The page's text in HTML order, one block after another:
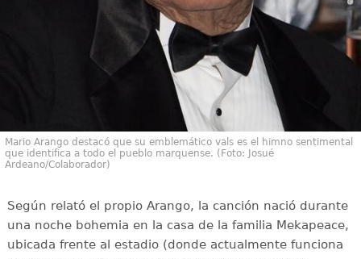
Mario Arango destacó que su emblemático vals es el himno sentimental
que identifica a todo el pueblo marquense. (Foto: Josué
Ardeano/Colaborador)
Según relató el propio Arango, la canción nació durante
una noche bohemia en la casa de la familia Mekapeace,
ubicada frente al estadio (donde actualmente funciona